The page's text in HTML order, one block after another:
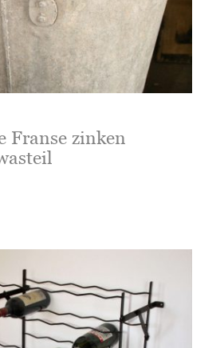
Franse zinken